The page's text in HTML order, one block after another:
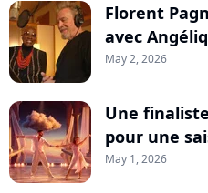
Florent
avec
May 2, 2026
Une
pour une
May 1, 2026